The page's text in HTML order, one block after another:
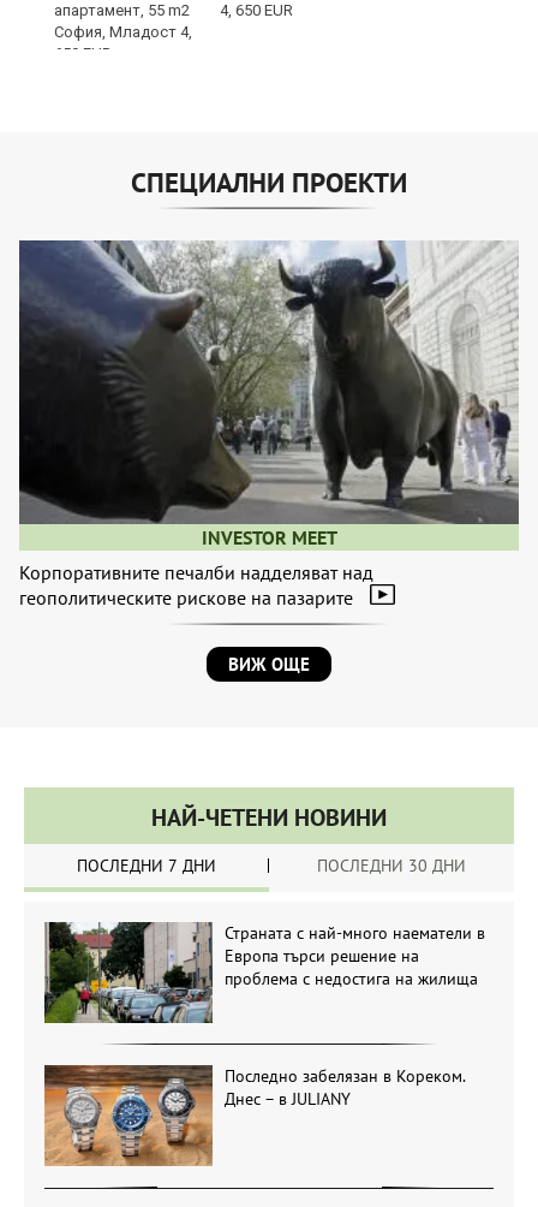
4, 650 EUR
СПЕЦИАЛНИ ПРОЕКТИ
INVESTOR MEET
Корпоративните печалби надделяват над
геополитическите рискове на пазарите
ВИЖ ОЩЕ
НАЙ-ЧЕТЕНИ НОВИНИ
ПОСЛЕДНИ 7 ДНИ ПОСЛЕДНИ 30 ДНИ
Страната с най-много наематели в
Европа търси решение на
проблема с недостига на жилища
Последно забелязан в Кореком.
Днес – в JULIANY